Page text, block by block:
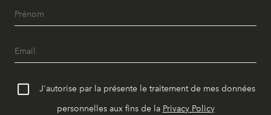
J'autorise par la présente le traitement de mes données
personnelles aux fins de la Privacy Policy